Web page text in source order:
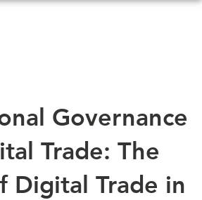
Tous les événements
Canada
Virtual
Governance
Trade: The
Digital Trade in